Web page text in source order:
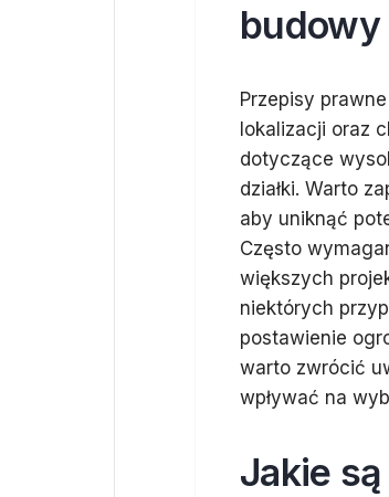
budowy
Przepisy
lokalizacji oraz
dotyczące
działki. Warto
aby uniknąć
Często
większych
niektórych
postawienie
warto zwrócić
wpływać na
Jakie